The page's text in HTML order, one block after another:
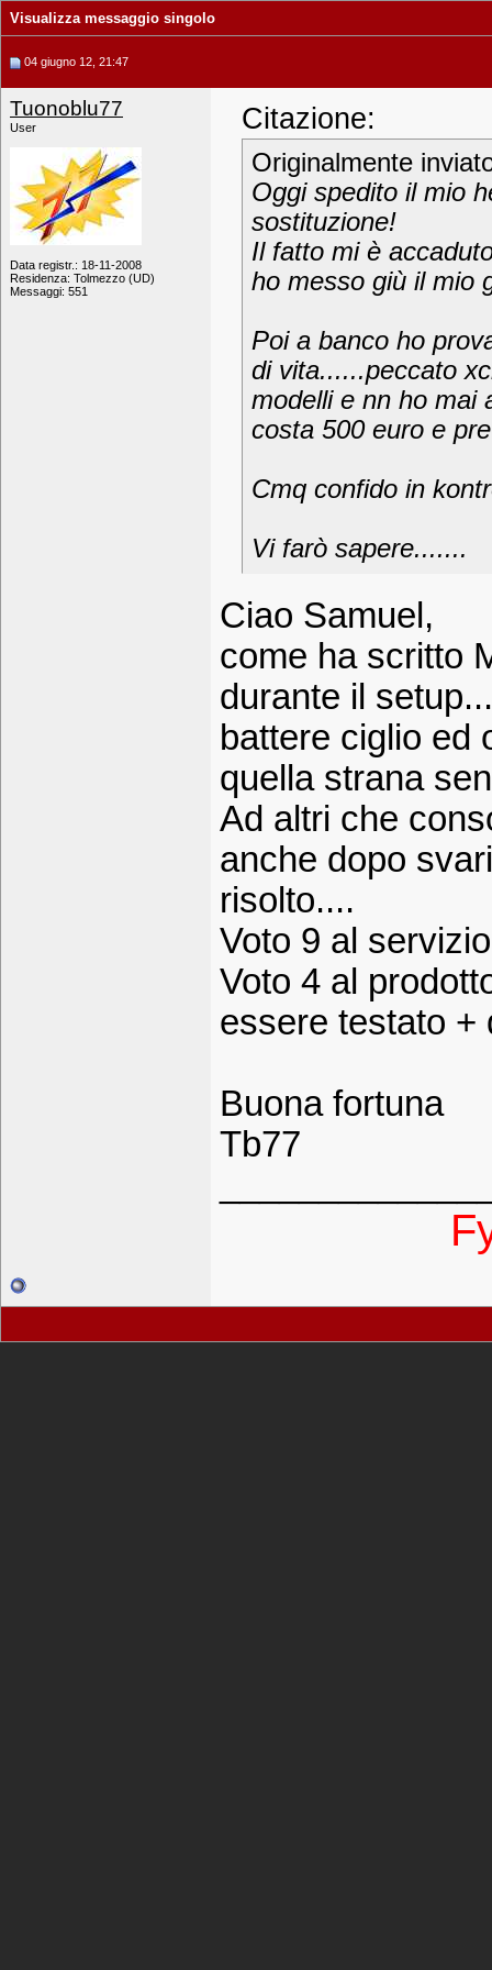
Visualizza messaggio singolo
04 giugno 12, 21:47
Tuonoblu77
User
Data registr.: 18-11-2008
Residenza: Tolmezzo (UD)
Messaggi: 551
Citazione:
Originalmente
Oggi spedito il mio
sostituzione!
Il fatto mi è
ho messo giù il mio
Poi a banco ho
di vita......peccato
modelli e nn ho mai
costa 500 euro e
Cmq confido in
Vi farò sapere.......
Ciao Samuel,
come ha scritto
durante il
battere ciglio ed
quella strana
Ad altri che
anche dopo
risolto....
Voto 9 al
Voto 4 al
essere testato +
Buona fortuna
Tb77